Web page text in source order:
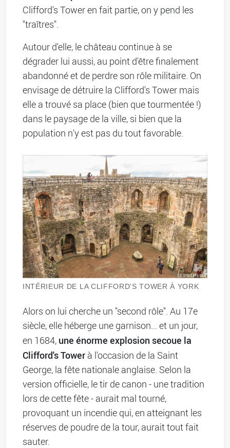
Clifford's Tower en fait partie, on y pend les
"traîtres".
Autour d'elle, le château continue à se
dégrader lui aussi, au point d'être finalement
abandonné et de perdre son rôle militaire. On
envisage de détruire la Clifford's Tower mais
elle a trouvé sa place (bien que tourmentée !)
dans le paysage de la ville, si bien que la
population n'y est pas du tout favorable.
INTÉRIEUR DE LA CLIFFORD'S TOWER À YORK
Alors on lui cherche un "second rôle". Au 17e
siècle, elle héberge une garnison... et un jour,
en 1684, une énorme explosion secoue la
Clifford's Tower à l'occasion de la Saint
George, la fête nationale anglaise. Selon la
version officielle, le tir de canon - une tradition
lors de cette fête - aurait mal tourné,
provoquant un incendie qui, en atteignant les
réserves de poudre de la tour, aurait tout fait
sauter.